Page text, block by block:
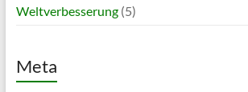
Weltverbesserung(5)
Meta